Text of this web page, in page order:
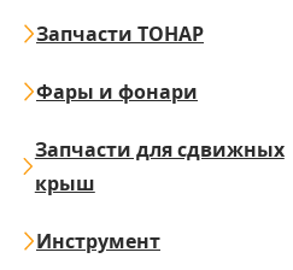
Запчасти ТОНАР
Фары и фонари
Запчасти для сдвижных
крыш
Инструмент